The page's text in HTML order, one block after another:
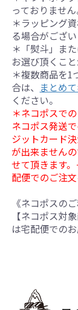
っておりません
＊ラッピング
る場合がござい
＊「熨斗」ま
お選び頂くこと
＊複数商品を1
合は、 まとめ
ください。
＊ネコポスで
ネコポス発送
ジットカード
が出来ません
せて頂きます
配便でのご注文
《ネコポスの
【ネコポス対
は宅配便での